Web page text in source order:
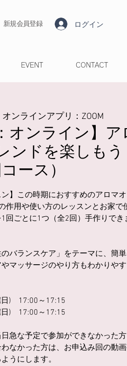
​新規会員登録 ログイン
EVENT CONTACT
オンラインアプリ：ZOOM
オンライン】ア
ンドを楽しもう
ース）
ン】この時期におすすめのアロマ
作用や使い方のレッスンとお家で
回ごとに1つ（全2回）手作りでき
バランスケア」をテーマに、簡
マッサージのやり方もわかりや
) 17:00～17:15
) 17:00～17:15
急な予定で参加ができなかった
なかった方は、お申込み回の動
うにします。